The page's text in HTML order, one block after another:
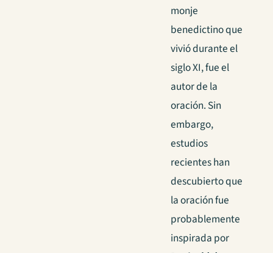
monje
benedictino que
vivió durante el
siglo XI, fue el
autor de la
oración. Sin
embargo,
estudios
recientes han
descubierto que
la oración fue
probablemente
inspirada por